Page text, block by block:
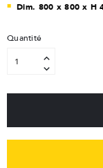
Dim. 800 x 800 x H
Quantité